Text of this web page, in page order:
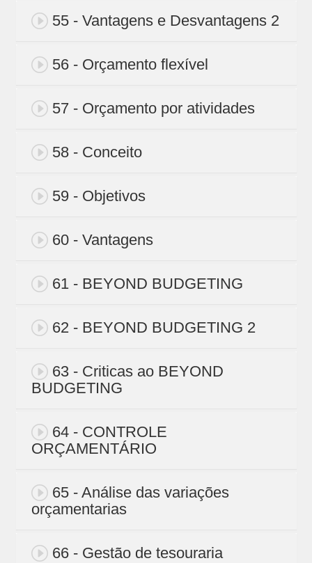
55 - Vantagens e Desvantagens 2
56 - Orçamento flexível
57 - Orçamento por atividades
58 - Conceito
59 - Objetivos
60 - Vantagens
61 - BEYOND BUDGETING
62 - BEYOND BUDGETING 2
63 - Criticas ao BEYOND
BUDGETING
64 - CONTROLE
ORÇAMENTÁRIO
65 - Análise das variações
orçamentarias
66 - Gestão de tesouraria